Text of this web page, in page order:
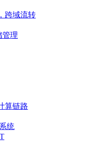
跨域流转
管理
算链路
统